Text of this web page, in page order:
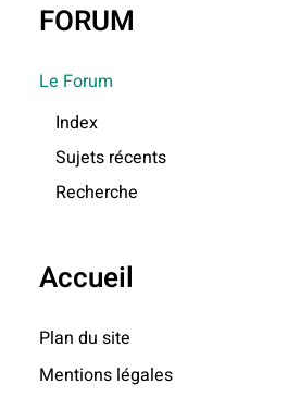
FORUM
Le Forum
Index
Sujets récents
Recherche
Accueil
Plan du site
Mentions légales